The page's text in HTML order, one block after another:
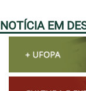
NOTÍCIA EM